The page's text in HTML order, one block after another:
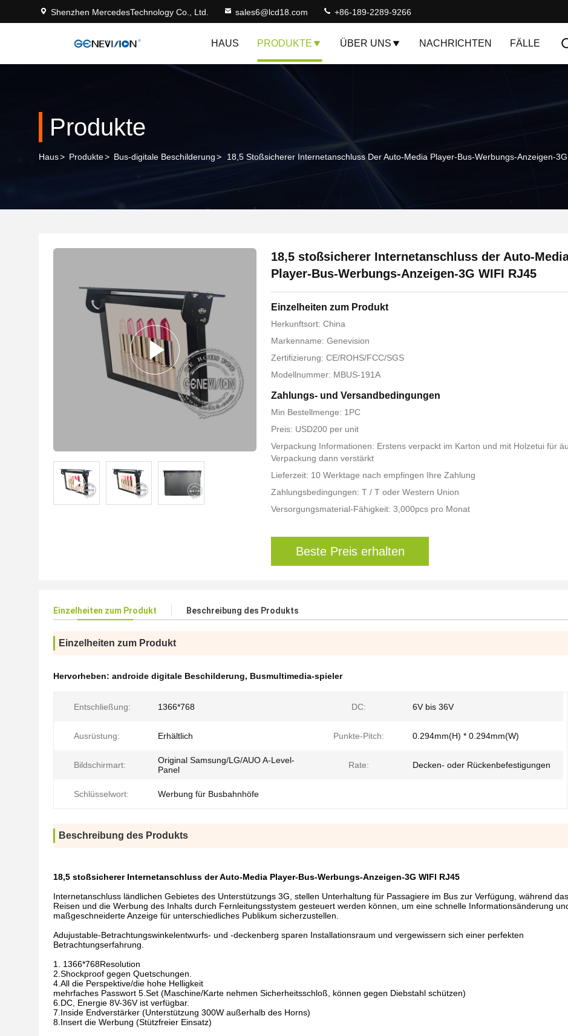
Shenzhen MercedesTechnology Co., Ltd. sales6@lcd18.com +86-189-2289-9266
HAUS PRODUKTE ÜBER UNS NACHRICHTEN FÄLLE
Produkte
Haus> Produkte> Bus-digitale Beschilderung> 18,5 Stoßsicherer Internetanschluss Der Auto-Media Player-Bus-Werbungs-Anzeigen-
18,5 stoßsicherer Internetanschluss der Auto-
Player-Bus-Werbungs-Anzeigen-3G WIFI RJ45
Einzelheiten zum Produkt
Herkunftsort: China
Markenname: Genevision
Zertifizierung: CE/ROHS/FCC/SGS
Modellnummer: MBUS-191A
Zahlungs- und Versandbedingungen
Min Bestellmenge: 1PC
Preis: USD200 per unit
Verpackung Informationen: Erstens verpackt im Karton und mit Holzetui für
Verpackung dann verstärkt
Lieferzeit: 10 Werktage nach empfingen Ihre Zahlung
Zahlungsbedingungen: T / T oder Western Union
Versorgungsmaterial-Fähigkeit: 3,000pcs pro Monat
Beste Preis erhalten
Einzelheiten zum Produkt Beschreibung des Produkts
Einzelheiten zum Produkt
Hervorheben: androide digitale Beschilderung, Busmultimedia-spieler
Entschließung: 1366*768 DC: 6V bis 36V
Ausrüstung: Erhältlich Punkte-Pitch: 0.294mm(H) * 0.294mm(W)
Bildschirmart:
Original Samsung/LG/AUO A-Level-
Panel
Rate: Decken- oder Rückenbefestigungen
Schlüsselwort: Werbung für Busbahnhöfe
Beschreibung des Produkts
18,5 stoßsicherer Internetanschluss der Auto-Media Player-Bus-Werbungs-Anzeigen-3G WIFI RJ45
Internetanschluss ländlichen Gebietes des Unterstützungs 3G, stellen Unterhaltung für Passagiere im Bus zur Verfügung, während das
Reisen und die Werbung des Inhalts durch Fernleitungsstystem gesteuert werden können, um eine schnelle Informationsänderung
maßgeschneiderte Anzeige für unterschiedliches Publikum sicherzustellen.
Adujustable-Betrachtungswinkelentwurfs- und -deckenberg sparen Installationsraum und vergewissern sich einer perfekten
Betrachtungserfahrung.
1. 1366*768Resolution
2.Shockproof gegen Quetschungen.
4.All die Perspektive/die hohe Helligkeit
mehrfaches Passwort 5.Set (Maschine/Karte nehmen Sicherheitsschloß, können gegen Diebstahl schützen)
6.DC, Energie 8V-36V ist verfügbar.
7.Inside Endverstärker (Unterstützung 300W außerhalb des Horns)
8.Insert die Werbung (Stützfreier Einsatz)